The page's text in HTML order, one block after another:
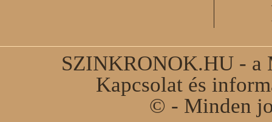
SZINKRONOK.HU - a
Kapcsolat és
© - Minden